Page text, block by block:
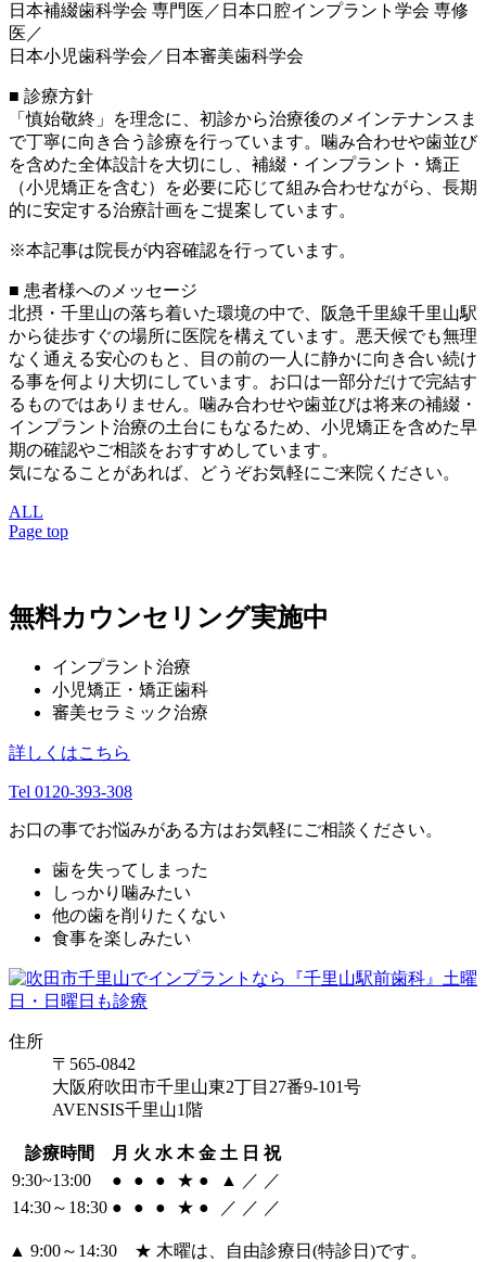
日本補綴歯科学会 専門医／日本口腔インプラント学会 専修
医／
日本小児歯科学会／日本審美歯科学会
■ 診療方針
「慎始敬終」を理念に、初診から治療後のメインテナンスま
で丁寧に向き合う診療を行っています。噛み合わせや歯並び
を含めた全体設計を大切にし、補綴・インプラント・矯正
（小児矯正を含む）を必要に応じて組み合わせながら、長期
的に安定する治療計画をご提案しています。
※本記事は院長が内容確認を行っています。
■ 患者様へのメッセージ
北摂・千里山の落ち着いた環境の中で、阪急千里線千里山駅
から徒歩すぐの場所に医院を構えています。悪天候でも無理
なく通える安心のもと、目の前の一人に静かに向き合い続け
る事を何より大切にしています。お口は一部分だけで完結す
るものではありません。噛み合わせや歯並びは将来の補綴・
インプラント治療の土台にもなるため、小児矯正を含めた早
期の確認やご相談をおすすめしています。
気になることがあれば、どうぞお気軽にご来院ください。
ALL
Page top
無料カウンセリング実施中
インプラント治療
小児矯正・矯正歯科
審美セラミック治療
詳しくはこちら
Tel 0120-393-308
お口の事でお悩みがある方はお気軽にご相談ください。
歯を失ってしまった
しっかり噛みたい
他の歯を削りたくない
食事を楽しみたい
住所
〒565-0842
大阪府吹田市千里山東2丁目27番9-101号
AVENSIS千里山1階
診療時間 月 火 水 木 金 土 日 祝
9:30~13:00
● ● ● ★ ● ▲ ／ ／
14:30～18:30 ● ● ● ★ ● ／ ／ ／
▲ 9:00～14:30 ★ 木曜は、自由診療日(特診日)です。